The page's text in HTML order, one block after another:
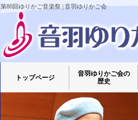
第80回ゆりかご音楽祭 | 音羽ゆりかご会
トップページ
音羽ゆりかご会の
歴史